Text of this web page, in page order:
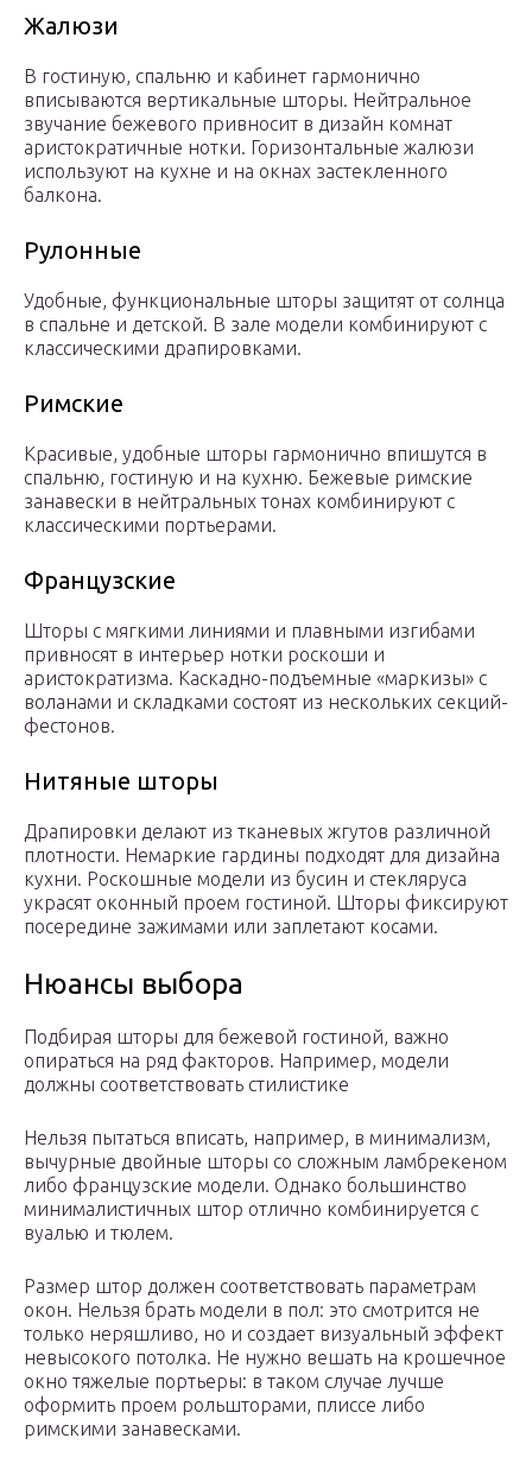
Жалюзи
В гостиную, спальню и кабинет гармонично
вписываются вертикальные шторы. Нейтральное
звучание бежевого привносит в дизайн комнат
аристократичные нотки. Горизонтальные жалюзи
используют на кухне и на окнах застекленного
балкона.
Рулонные
Удобные, функциональные шторы защитят от солнца
в спальне и детской. В зале модели комбинируют с
классическими драпировками.
Римские
Красивые, удобные шторы гармонично впишутся в
спальню, гостиную и на кухню. Бежевые римские
занавески в нейтральных тонах комбинируют с
классическими портьерами.
Французские
Шторы с мягкими линиями и плавными изгибами
привносят в интерьер нотки роскоши и
аристократизма. Каскадно-подъемные «маркизы» с
воланами и складками состоят из нескольких секций-
фестонов.
Нитяные шторы
Драпировки делают из тканевых жгутов различной
плотности. Немаркие гардины подходят для дизайна
кухни. Роскошные модели из бусин и стекляруса
украсят оконный проем гостиной. Шторы фиксируют
посередине зажимами или заплетают косами.
Нюансы выбора
Подбирая шторы для бежевой гостиной, важно
опираться на ряд факторов. Например, модели
должны соответствовать стилистике
Нельзя пытаться вписать, например, в минимализм,
вычурные двойные шторы со сложным ламбрекеном
либо французские модели. Однако большинство
минималистичных штор отлично комбинируется с
вуалью и тюлем.
Размер штор должен соответствовать параметрам
окон. Нельзя брать модели в пол: это смотрится не
только неряшливо, но и создает визуальный эффект
невысокого потолка. Не нужно вешать на крошечное
окно тяжелые портьеры: в таком случае лучше
оформить проем рольшторами, плиссе либо
римскими занавесками.